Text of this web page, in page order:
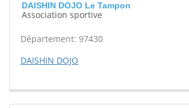
DAISHIN DOJO Le Tampon
Association sportive
Département: 97430
DAISHIN DOJO